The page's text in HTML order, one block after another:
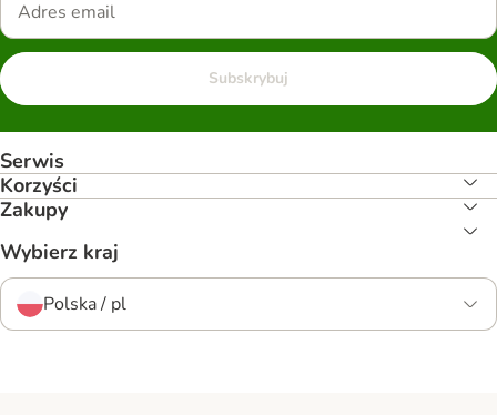
Subskrybuj
Serwis
Korzyści
Zakupy
Wybierz kraj
Polska / pl